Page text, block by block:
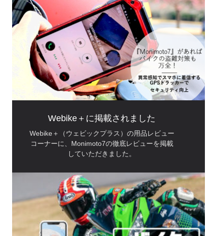
Webike＋に掲載されました
Webike＋（ウェビックプラス）の用品レビュー
コーナーに、Monimoto7の徹底レビューを掲載
していただきました。